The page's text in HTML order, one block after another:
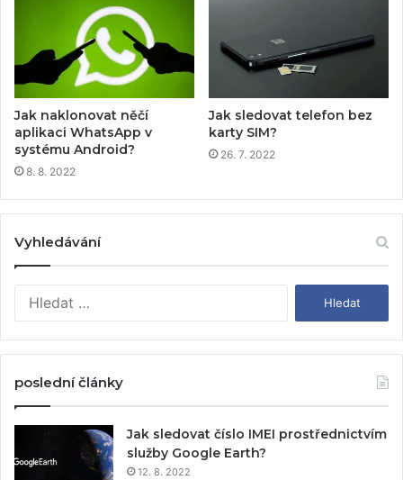
Jak naklonovat něčí
aplikaci WhatsApp v
systému Android?
8. 8. 2022
Jak sledovat telefon bez
karty SIM?
26. 7. 2022
Vyhledávání
á
poslední články
Jak sledovat číslo IMEI prostřednictvím
služby Google Earth?
12. 8. 2022